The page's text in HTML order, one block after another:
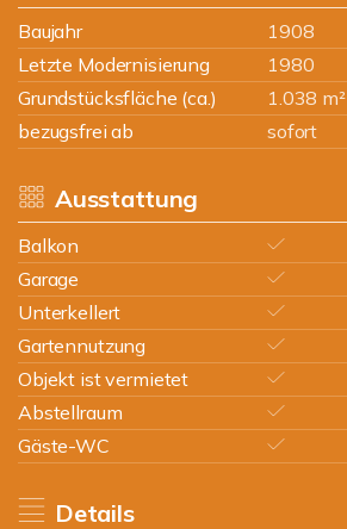
Baujahr
1908
Letzte Modernisierung
1980
Grundstücksfläche (ca.)
1.038 m²
bezugsfrei ab
sofort
Ausstattung
Balkon
Garage
Unterkellert
Gartennutzung
Objekt ist vermietet
Abstellraum
Gäste-WC
Details